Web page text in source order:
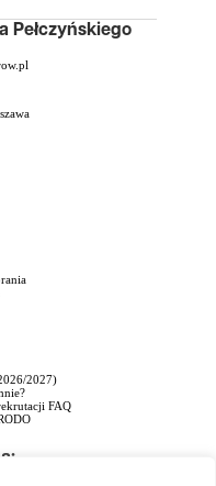
Pełczyńskiego
2027)
FAQ